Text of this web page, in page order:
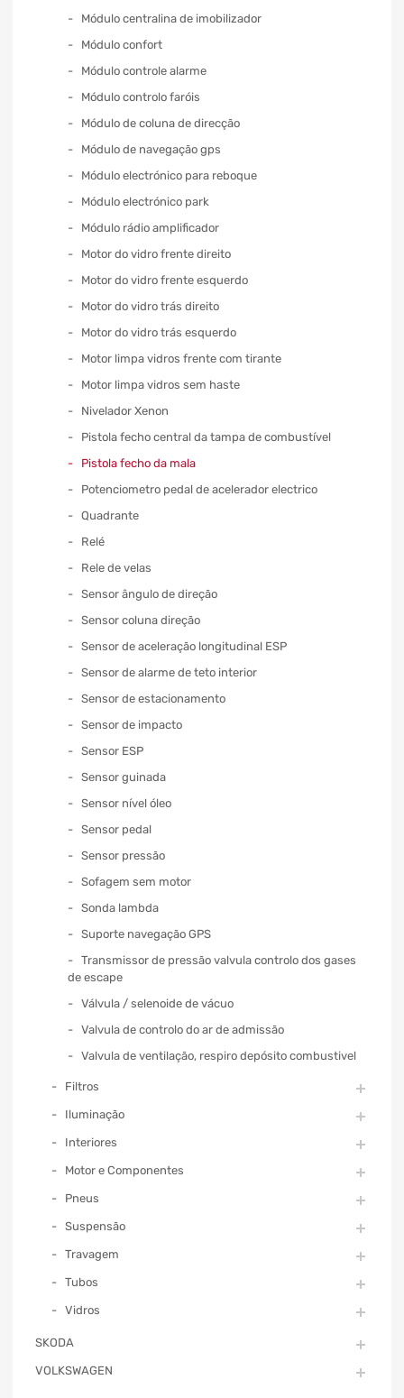
Módulo centralina de imobilizador
Módulo confort
Módulo controle alarme
Módulo controlo faróis
Módulo de coluna de direcção
Módulo de navegação gps
Módulo electrónico para reboque
Módulo electrónico park
Módulo rádio amplificador
Motor do vidro frente direito
Motor do vidro frente esquerdo
Motor do vidro trás direito
Motor do vidro trás esquerdo
Motor limpa vidros frente com tirante
Motor limpa vidros sem haste
Nivelador Xenon
Pistola fecho central da tampa de combustível
Pistola fecho da mala
Potenciometro pedal de acelerador electrico
Quadrante
Relé
Rele de velas
Sensor ângulo de direção
Sensor coluna direção
Sensor de aceleração longitudinal ESP
Sensor de alarme de teto interior
Sensor de estacionamento
Sensor de impacto
Sensor ESP
Sensor guinada
Sensor nível óleo
Sensor pedal
Sensor pressão
Sofagem sem motor
Sonda lambda
Suporte navegação GPS
Transmissor de pressão valvula controlo dos gases
de escape
Válvula / selenoide de vácuo
Valvula de controlo do ar de admissão
Valvula de ventilação, respiro depósito combustivel
Filtros
Iluminação
Interiores
Motor e Componentes
Pneus
Suspensão
Travagem
Tubos
Vidros
SKODA
VOLKSWAGEN